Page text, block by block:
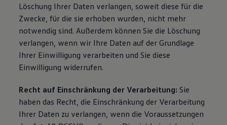
Löschung Ihrer Daten verlangen, soweit diese für die
Zwecke, für die sie erhoben wurden, nicht mehr
notwendig sind. Außerdem können Sie die Löschung
verlangen, wenn wir Ihre Daten auf der Grundlage
Ihrer Einwilligung verarbeiten und Sie diese
Einwilligung widerrufen.
Recht auf Einschränkung der Verarbeitung: Sie
haben das Recht, die Einschränkung der Verarbeitung
Ihrer Daten zu verlangen, wenn die Voraussetzungen